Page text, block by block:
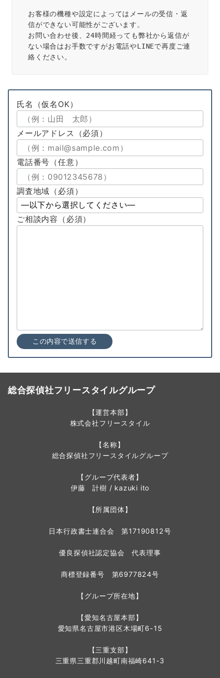
お客様の機種や設定によってはメールの受信・返
信ができない可能性がございます。
お問い合わせ後、24時間経っても弊社から返信が
ない場合はお手数ですがお電話やLINEで再度ご連
絡ください。
氏名 （仮名OK）
メールアドレス （必須）
電話番号 （任意）
調査地域（必須）
ご相談内容 （必須）
総合探偵社フリースタイルグループ
【運営本部】
株式会社フリースタイル
【名称】
総合探偵社フリースタイルグループ
【グループ代表者】
伊藤 計樹 / kazuki ito
【所属団体】
日本行政書士連合会 第17190812号
優良探偵社認定協会 代表理事
商標登録番号 第6977824号
【グループ所在地】
【愛知名古屋本部】
愛知県名古屋市港区木場町6-15
【三重支部】
三重県三重郡川越町南福崎641-3